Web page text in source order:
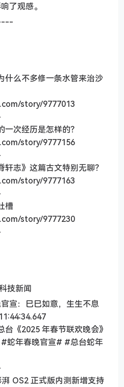
了观感。
什么不多修一条水管来治沙
story/9777013
次经历是怎样的？
story/9777156
志》这篇古文特别无聊？
story/9777163
槽
story/9777230
技新闻
宣：巳巳如意，生生不息
《2025 年春节联欢晚会》
蛇年春晚官宣# #总台蛇年
OS2 正式版内测新增支持